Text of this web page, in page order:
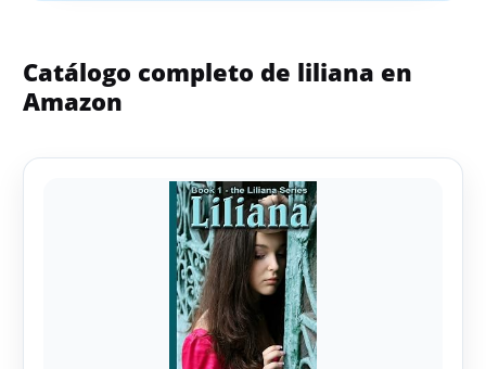
Catálogo completo de liliana en
Amazon